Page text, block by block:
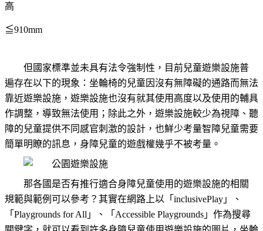
高
≦910mm
但國家標準並未具有法令強制性，目前兒童遊樂設施普
遍存在以下的現象：坐輪椅的兒童因沒有無障礙的通路而無法
靠近遊樂設施，遊樂設施也沒有就其使用高度以及使用的輔具
作調整，導致無法使用；除此之外，遊樂設施較少為視障、聽
障的兒童提供不同感官刺激的設計，也鮮少考量智障兒童需要
簡單明瞭的訊息，身障兒童的遊戲權幾乎不被考量。
那各國是否有推行適合身障兒童使用的遊樂設施的相關
規範與範例可以參考？其實在網路上以「 inclusivePlay 」、
「 Playgrounds for All 」、「Accessible Playgrounds」作為搜尋